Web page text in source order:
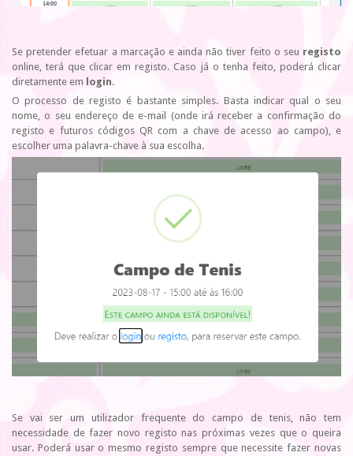
Se pretender efetuar a marcação e ainda não tiver feito o seu registo
online, terá que clicar em registo. Caso já o tenha feito, poderá clicar
diretamente em login.
O processo de registo é bastante simples. Basta indicar qual o seu
nome, o seu endereço de e-mail (onde irá receber a confirmação do
registo e futuros códigos QR com a chave de acesso ao campo), e
escolher uma palavra-chave à sua escolha.
Se vai ser um utilizador frequente do campo de tenis, não tem
necessidade de fazer novo registo nas próximas vezes que o queira
usar. Poderá usar o mesmo registo sempre que necessite fazer novas